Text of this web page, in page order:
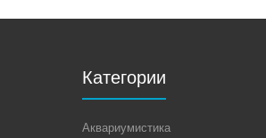
Категории
Аквариумистика